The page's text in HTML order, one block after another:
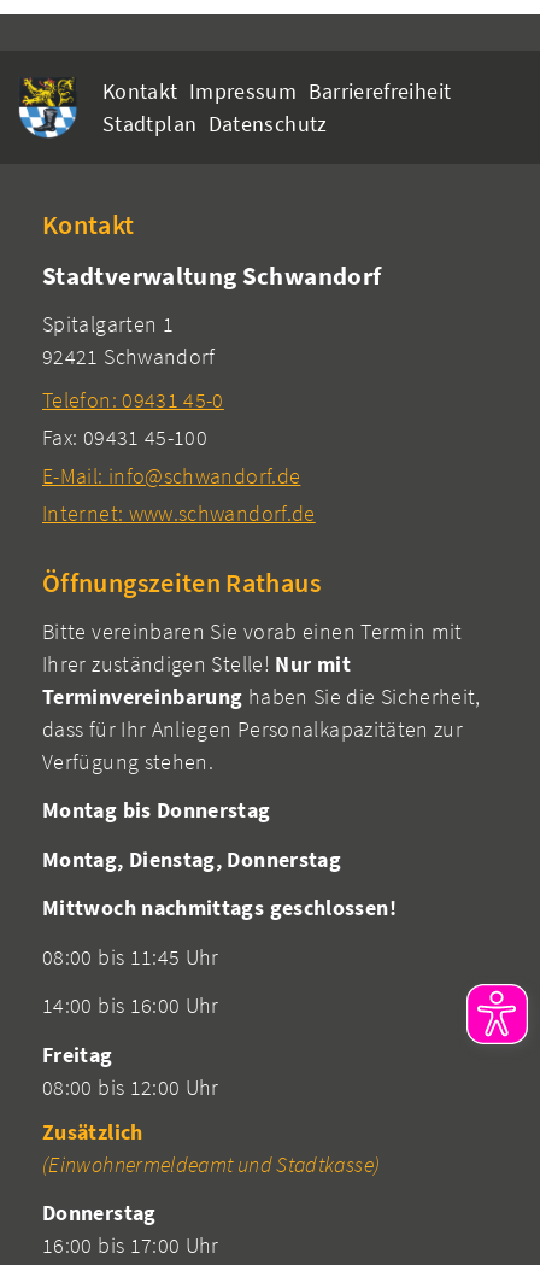
Kontakt Impressum Barrierefreiheit
Stadtplan Datenschutz
Kontakt
Stadtverwaltung Schwandorf
Spitalgarten 1
92421 Schwandorf
Telefon: 09431 45-0
Fax: 09431 45-100
E-Mail: info@schwandorf.de
Internet: www.schwandorf.de
Öffnungszeiten Rathaus
Bitte vereinbaren Sie vorab einen Termin mit
Ihrer zuständigen Stelle! Nur mit
Terminvereinbarung haben Sie die Sicherheit,
dass für Ihr Anliegen Personalkapazitäten zur
Verfügung stehen.
Montag bis Donnerstag
Montag, Dienstag, Donnerstag
Mittwoch nachmittags geschlossen!
08:00 bis 11:45 Uhr
14:00 bis 16:00 Uhr
Freitag
08:00 bis 12:00 Uhr
Zusätzlich
(Einwohnermeldeamt und Stadtkasse)
Donnerstag
16:00 bis 17:00 Uhr